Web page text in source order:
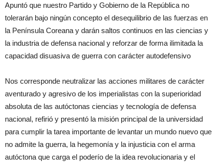
Apuntó que nuestro Partido y Gobierno de la República no
tolerarán bajo ningún concepto el desequilibrio de las fuerzas en
la Península Coreana y darán saltos continuos en las ciencias y
la industria de defensa nacional y reforzar de forma ilimitada la
capacidad disuasiva de guerra con carácter autodefensivo
Nos corresponde neutralizar las acciones militares de carácter
aventurado y agresivo de los imperialistas con la superioridad
absoluta de las autóctonas ciencias y tecnología de defensa
nacional, refirió y presentó la misión principal de la universidad
para cumplir la tarea importante de levantar un mundo nuevo que
no admite la guerra, la hegemonía y la injusticia con el arma
autóctona que carga el poderío de la idea revolucionaria y el